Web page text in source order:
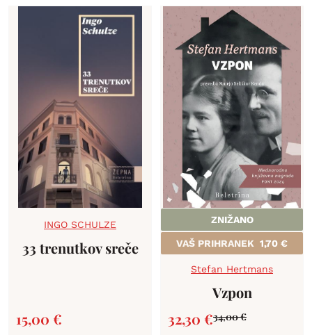
INGO SCHULZE
33 trenutkov sreče
15,00 €
ZNIŽANO
VAŠ PRIHRANEK 1,70 €
Stefan Hertmans
Vzpon
34,00€
32,30 €